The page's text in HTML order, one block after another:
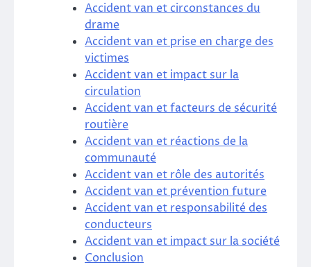
Accident van et circonstances du
drame
Accident van et prise en charge des
victimes
Accident van et impact sur la
circulation
Accident van et facteurs de sécurité
routière
Accident van et réactions de la
communauté
Accident van et rôle des autorités
Accident van et prévention future
Accident van et responsabilité des
conducteurs
Accident van et impact sur la société
Conclusion